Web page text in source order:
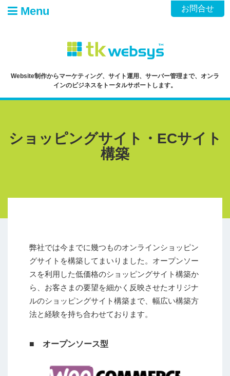
Skip
お問合せ
Website制作からマーケティング、サイト運用、サーバー管理まで、オンラ
インのビジネスをトータルサポートします。
Menu
ショッピングサイト・ECサイト
構築
弊社では今までに幾つものオンラインショッピン
グサイトを構築してまいりました。オープンソー
スを利用した低価格のショッピングサイト構築か
ら、お客さまの要望を細かく反映させたオリジナ
ルのショッピングサイト構築まで、幅広い構築方
法と経験を持ち合わせております。
■ オープンソース型